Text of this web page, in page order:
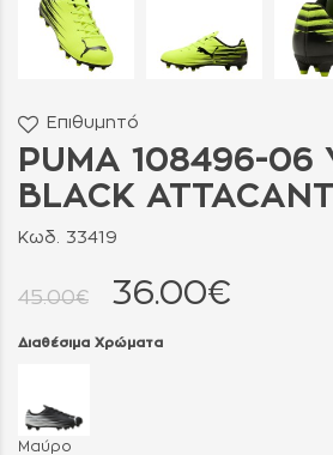
Επιθυμητό
PUMA 108496-06
BLACK
Κωδ. 33419
45.00€ 36.00€
Διαθέσιμα Χρώματα
Μαύρο